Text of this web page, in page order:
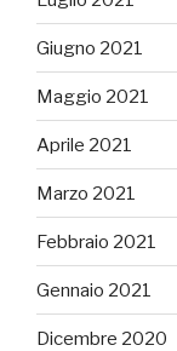
Giugno 2021
Maggio 2021
Aprile 2021
Marzo 2021
Febbraio 2021
Gennaio 2021
Dicembre 2020